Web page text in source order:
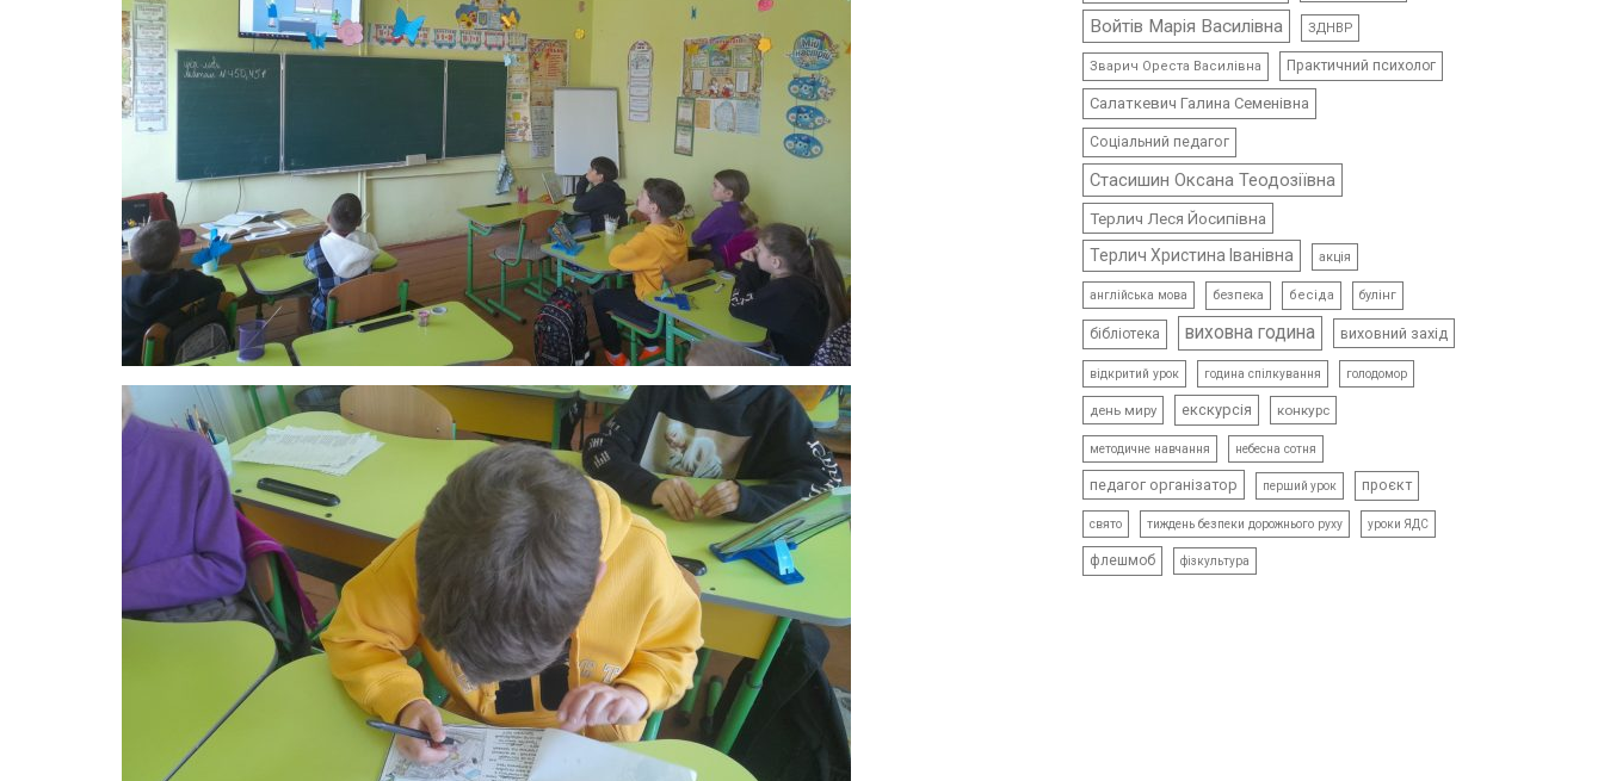
Войтів Марія Василівна ЗДНВР
Зварич Ореста Василівна Практичний психолог
Салаткевич Галина Семенівна
Соціальний педагог
Стасишин Оксана Теодозіївна
Терлич Леся Йосипівна
Терлич Христина Іванівна
акція
англійська мова безпека бесіда булінг
бібліотека виховна година виховний захід
відкритий урок година спілкування голодомор
день миру екскурсія конкурс
методичне навчання небесна сотня
педагог організатор перший урок проєкт
свято тиждень безпеки дорожнього руху уроки ЯДС
флешмоб фізкультура